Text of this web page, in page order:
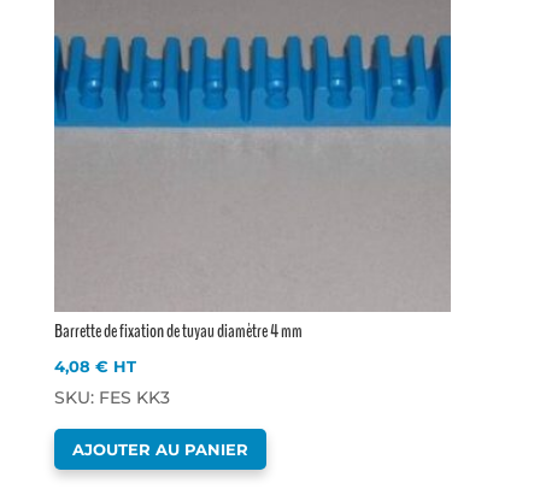
Barrette de fixation de tuyau diamètre 4 mm
4,08€ HT
SKU: FES KK3
AJOUTER AU PANIER